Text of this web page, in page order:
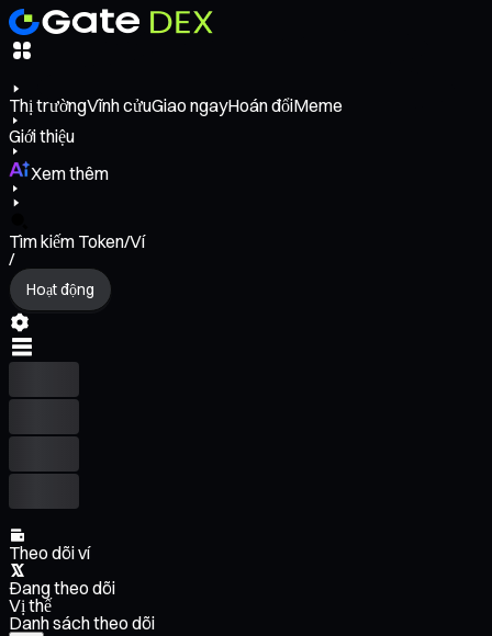
Thị trườngVĩnh cửuGiao ngayHoán đổiMeme
Giới thiệu
Xem thêm
Tìm kiếm Token/Ví
/
Hoạt động
Theo dõi ví
Đang theo dõi
Vị thế
Danh sách theo dõi